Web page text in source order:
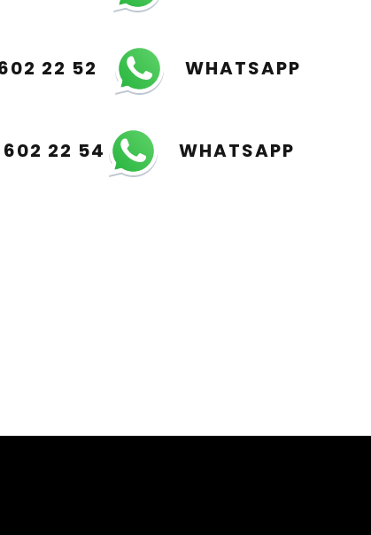
22 52 WHATSAPP
602 22 54 WHATSAPP